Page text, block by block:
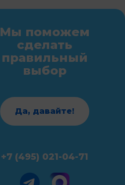
Мы поможем
сделать
правильный
выбор
Да, давайте!
+7 (495) 021-04-71